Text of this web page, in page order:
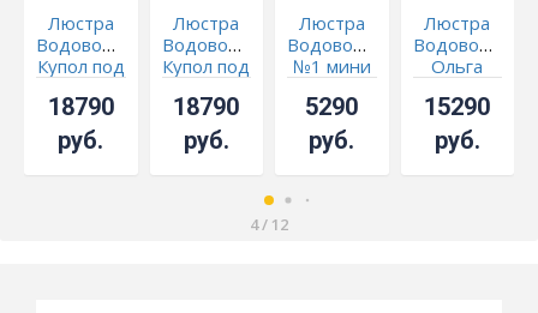
Люстра
Водоворот
Купол под
Чайный
18790
руб.
Люстра
Водоворот
Купол под
Черный
18790
руб.
Люстра
Водоворот
№1 мини
подвесом
5290
руб.
Люстра
Водоворот
Ольга
15290
руб.
4/ 12